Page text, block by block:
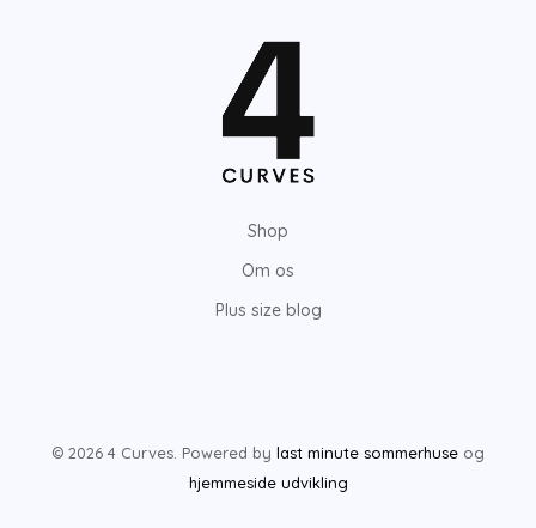
Shop
Om os
Plus size blog
© 2026 4 Curves. Powered by last minute sommerhuse og
hjemmeside udvikling